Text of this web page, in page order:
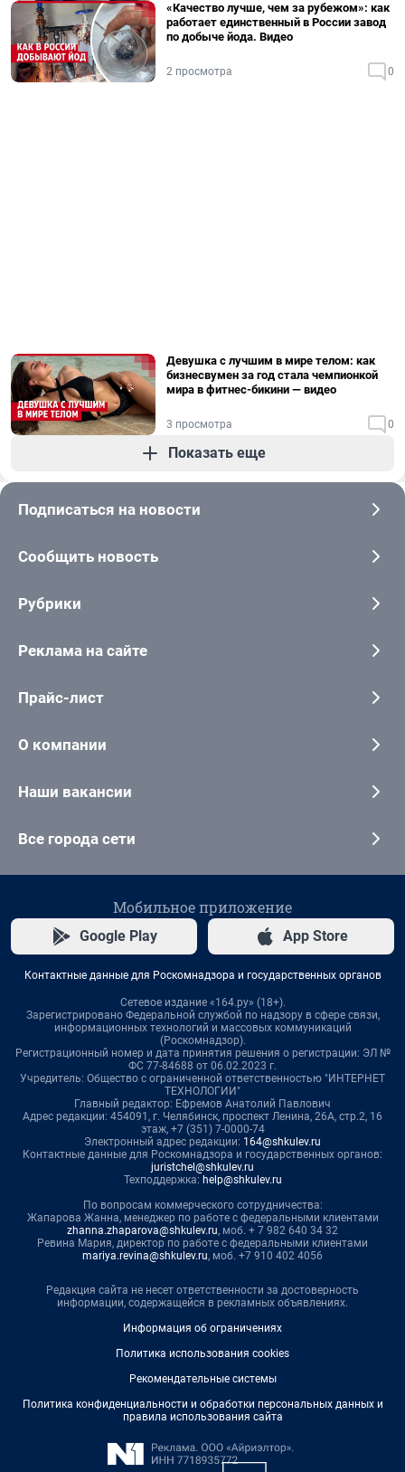
«Качество лучше, чем за рубежом»: как
работает единственный в России завод
по добыче йода. Видео
2 просмотра 0
Девушка с лучшим в мире телом: как
бизнесвумен за год стала чемпионкой
мира в фитнес-бикини — видео
3 просмотра 0
Показать еще
Подписаться на новости
Сообщить новость
Рубрики
Реклама на сайте
Прайс-лист
О компании
Наши вакансии
Все города сети
Мобильное приложение
Google Play App Store
Контактные данные для Роскомнадзора и государственных органов
Сетевое издание «164.ру» (18+).
Зарегистрировано Федеральной службой по надзору в сфере связи,
информационных технологий и массовых коммуникаций
(Роскомнадзор).
Регистрационный номер и дата принятия решения о регистрации: ЭЛ №
ФС 77-84688 от 06.02.2023 г.
Учредитель: Общество с ограниченной ответственностью "ИНТЕРНЕТ
ТЕХНОЛОГИИ"
Главный редактор: Ефремов Анатолий Павлович
Адрес редакции: 454091, г. Челябинск, проспект Ленина, 26А, стр.2, 16
этаж, +7 (351) 7-0000-74
Электронный адрес редакции: 164@shkulev.ru
Контактные данные для Роскомнадзора и государственных органов:
juristchel@shkulev.ru
Техподдержка: help@shkulev.ru
По вопросам коммерческого сотрудничества:
Жапарова Жанна, менеджер по работе с федеральными клиентами
zhanna.zhaparova@shkulev.ru, моб. + 7 982 640 34 32
Ревина Мария, директор по работе с федеральными клиентами
mariya.revina@shkulev.ru, моб. +7 910 402 4056
Редакция сайта не несет ответственности за достоверность
информации, содержащейся в рекламных объявлениях.
Информация об ограничениях
Политика использования cookies
Рекомендательные системы
Политика конфиденциальности и обработки персональных данных и
правила использования сайта